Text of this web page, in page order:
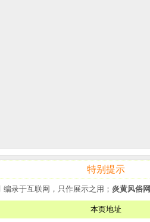
特别提示
编录于互联网，只作展示之用； 炎黄风俗网
本页地址